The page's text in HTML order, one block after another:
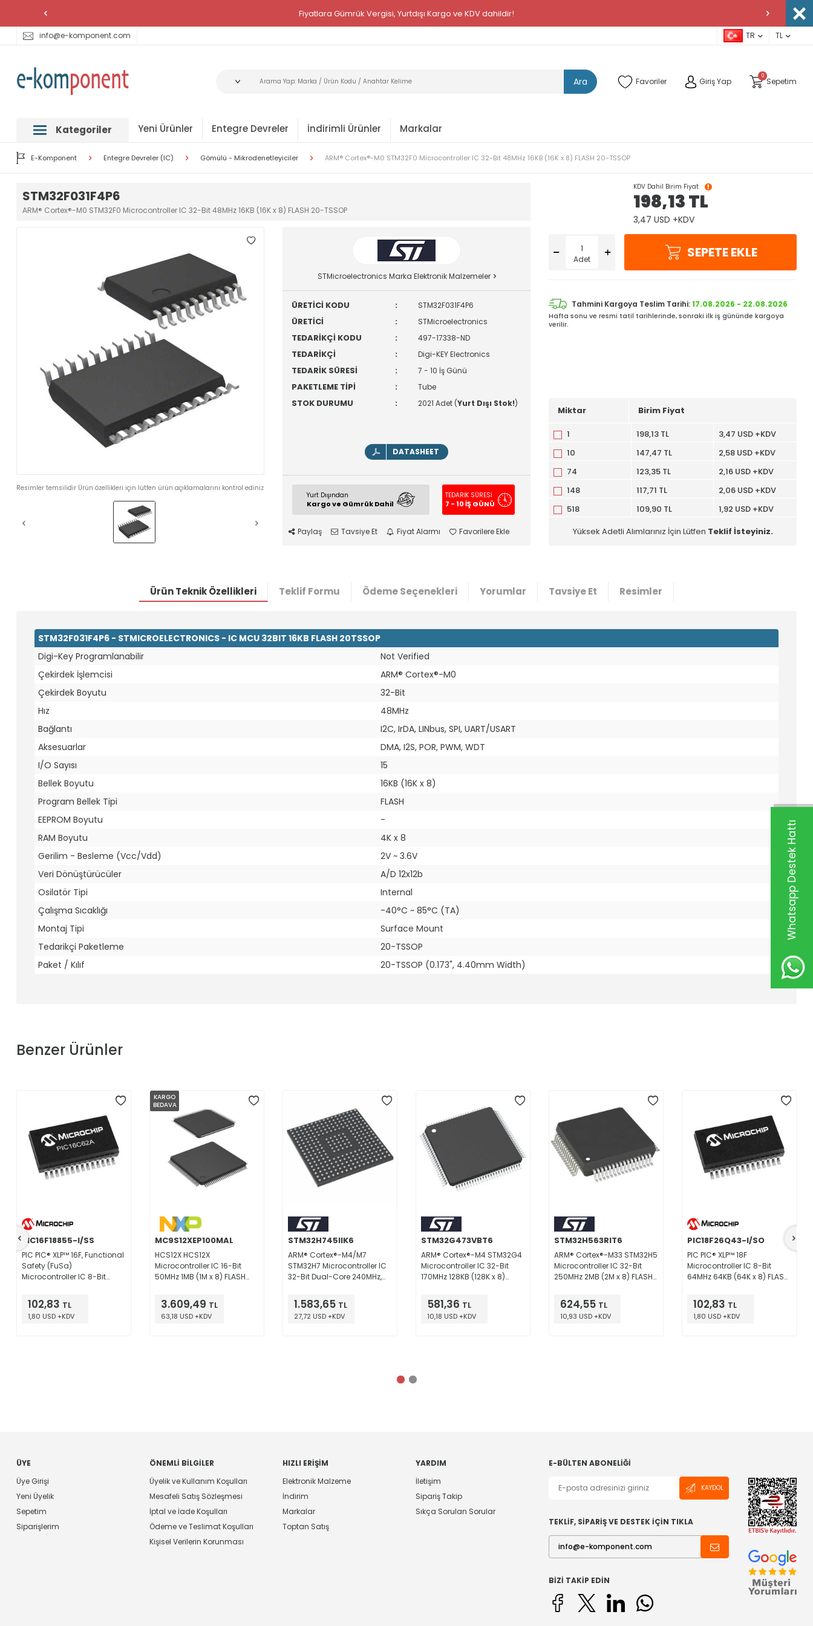
Whatsapp Destek Hattı
Fiyatlara Gümrük Vergisi, Yurtdışı Kargo ve KDV dahildir!
info@e-komponent.com TR TL
Ara Favoriler Giriş Yap
0
Sepetim
Kategoriler Yeni Ürünler Entegre Devreler İndirimli Ürünler Markalar
E-Komponent Entegre Devreler (IC) Gömülü - Mikrodenetleyiciler ARM® Cortex®-M0 STM32F0 Microcontroller IC 32-Bit 48MHz 16KB (16K x 8) FLASH 20-TSSOP
STM32F031F4P6
ARM® Cortex®-M0 STM32F0 Microcontroller IC 32-Bit 48MHz 16KB (16K x 8) FLASH 20-TSSOP
Resimler temsilidir Ürün özellikleri için lütfen ürün açıklamalarını kontrol ediniz
STMicroelectronics Marka Elektronik Malzemeler
ÜRETİCİ KODU : STM32F031F4P6
ÜRETİCİ : STMicroelectronics
TEDARİKÇİ KODU : 497-17338-ND
TEDARİKÇİ : Digi-KEY Electronics
TEDARİK SÜRESİ : 7 - 10 İş Günü
PAKETLEME TİPİ : Tube
STOK DURUMU : 2021 Adet (Yurt Dışı Stok!)
DATASHEET
Yurt Dışından
Kargo ve Gümrük Dahil
TEDARİK SÜRESİ
7 - 10 İŞ GÜNÜ
Paylaş Tavsiye Et Fiyat Alarmı Favorilere Ekle
KDV Dahil Birim Fiyat
198,13TL
3,47 USD +KDV
Adet SEPETE EKLE
Tahmini Kargoya Teslim Tarihi:17.08.2026 - 22.08.2026
Hafta sonu ve resmi tatil tarihlerinde, sonraki ilk iş gününde kargoya
verilir.
Miktar Birim Fiyat
1 198,13 TL
3,47 USD +KDV
10
147,47 TL
2,58 USD +KDV
74
123,35 TL
2,16 USD +KDV
148
117,71 TL
2,06 USD +KDV
518
109,90 TL
1,92 USD +KDV
Yüksek Adetli Alımlarınız İçin Lütfen Teklif İsteyiniz.
Ürün Teknik Özellikleri Teklif Formu Ödeme Seçenekleri Yorumlar Tavsiye Et Resimler
STM32F031F4P6 - STMICROELECTRONICS - IC MCU 32BIT 16KB FLASH 20TSSOP
Digi-Key Programlanabilir
Not Verified
Çekirdek İşlemcisi
ARM® Cortex®-M0
Çekirdek Boyutu
32-Bit
Hız
48MHz
Bağlantı
I2C, IrDA, LINbus, SPI, UART/USART
Aksesuarlar
DMA, I2S, POR, PWM, WDT
I/O Sayısı
15
Bellek Boyutu
16KB (16K x 8)
Program Bellek Tipi
FLASH
EEPROM Boyutu
-
RAM Boyutu
4K x 8
Gerilim - Besleme (Vcc/Vdd)
2V ~ 3.6V
Veri Dönüştürücüler
A/D 12x12b
Osilatör Tipi
Internal
Çalışma Sıcaklığı
-40°C ~ 85°C (TA)
Montaj Tipi
Surface Mount
Tedarikçi Paketleme
20-TSSOP
Paket / Kılıf
20-TSSOP (0.173", 4.40mm Width)
Benzer Ürünler
PIC16F18855-I/SS
PIC PIC® XLP™ 16F, Functional
Safety (FuSa)
Microcontroller IC 8-Bit
28-SSOP
102,83 TL
1,80 USD +KDV
KARGO
BEDAVA
MC9S12XEP100MAL
HCS12X HCS12X
Microcontroller IC 16-Bit
50MHz 1MB (1M x 8) FLASH
3.609,49 TL
63,18 USD +KDV
STM32H745IIK6
ARM® Cortex®-M4/M7
STM32H7 Microcontroller IC
32-Bit Dual-Core 240MHz,
176+25UFBGA (10x10)
1.583,65 TL
27,72 USD +KDV
STM32G473VBT6
ARM® Cortex®-M4 STM32G4
Microcontroller IC 32-Bit
170MHz 128KB (128K x 8)
581,36 TL
10,18 USD +KDV
STM32H563RIT6
ARM® Cortex®-M33 STM32H5
Microcontroller IC 32-Bit
250MHz 2MB (2M x 8) FLASH
624,55 TL
10,93 USD +KDV
PIC18F26Q43-I/SO
PIC PIC® XLP™ 18F
Microcontroller IC 8-Bit
64MHz 64KB (64K x 8) FLASH
102,83 TL
1,80 USD +KDV
ÜYE
Üye Girişi
Yeni Üyelik
Sepetim
Siparişlerim
ÖNEMLI BILGILER
Üyelik ve Kullanım Koşulları
Mesafeli Satış Sözleşmesi
İptal ve İade Koşulları
Ödeme ve Teslimat Koşulları
Kişisel Verilerin Korunması
HIZLI ERIŞIM
Elektronik Malzeme
İndirim
Markalar
Toptan Satış
YARDIM
İletişim
Sipariş Takip
Sıkça Sorulan Sorular
E-BÜLTEN ABONELIĞI
KAYDOL
TEKLİF, SİPARİŞ VE DESTEK İÇİN TIKLA
BIZI TAKIP EDIN